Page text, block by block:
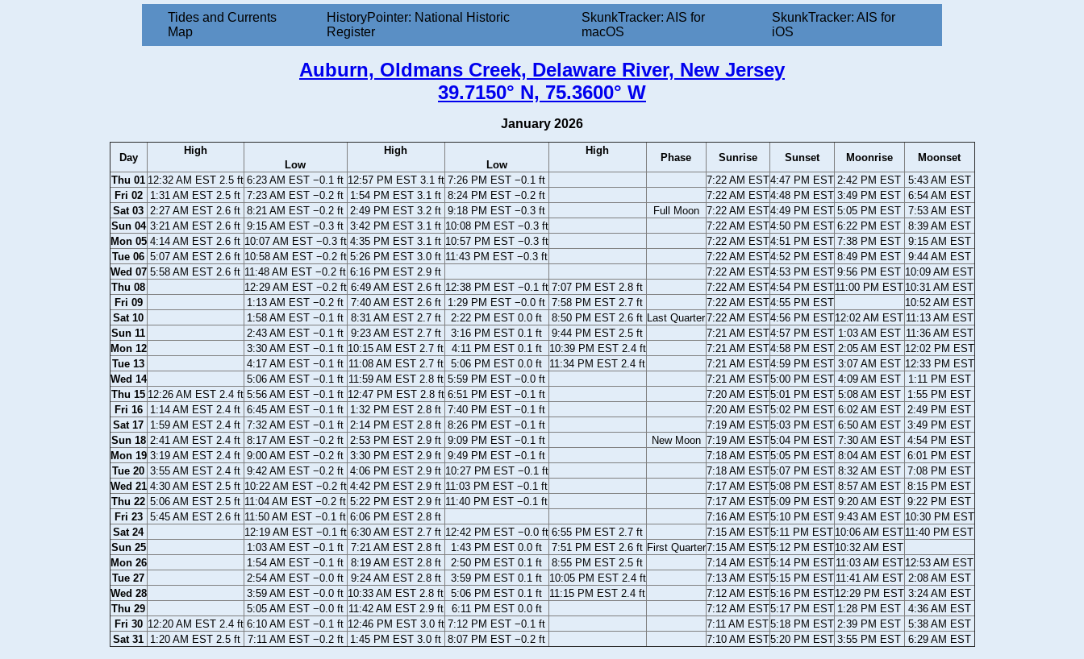
Tides and Currents
Map
HistoryPointer: National Historic
Register
SkunkTracker: AIS for
macOS
SkunkTracker: AIS for
iOS
Auburn, Oldmans Creek, Delaware River, New Jersey
39.7150° N, 75.3600° W
January 2026
Day
High
Low
High
Low
High
Phase Sunrise Sunset Moonrise
Moonset
Thu 01 12:32 AM EST 2.5 ft 6:23 AM EST −0.1 ft 12:57 PM EST 3.1 ft 7:26 PM EST −0.1 ft 7:22 AM EST4:47 PM EST 2:42 PM EST 5:43 AM EST
Fri 02
1:31 AM EST 2.5 ft 7:23 AM EST −0.2 ft 1:54 PM EST 3.1 ft 8:24 PM EST −0.2 ft 7:22 AM EST4:48 PM EST 3:49 PM EST 6:54 AM EST
Sat 03 2:27 AM EST 2.6 ft 8:21 AM EST −0.2 ft 2:49 PM EST 3.2 ft 9:18 PM EST −0.3 ft Full Moon 7:22 AM EST4:49 PM EST 5:05 PM EST 7:53 AM EST
Sun 04 3:21 AM EST 2.6 ft 9:15 AM EST −0.3 ft 3:42 PM EST 3.1 ft 10:08 PM EST −0.3 ft 7:22 AM EST4:50 PM EST 6:22 PM EST 8:39 AM EST
Mon 05 4:14 AM EST 2.6 ft 10:07 AM EST −0.3 ft 4:35 PM EST 3.1 ft 10:57 PM EST −0.3 ft 7:22 AM EST4:51 PM EST 7:38 PM EST 9:15 AM EST
Tue 06 5:07 AM EST 2.6 ft 10:58 AM EST −0.2 ft 5:26 PM EST 3.0 ft 11:43 PM EST −0.3 ft 7:22 AM EST4:52 PM EST 8:49 PM EST 9:44 AM EST
Wed 07 5:58 AM EST 2.6 ft 11:48 AM EST −0.2 ft 6:16 PM EST 2.9 ft 7:22 AM EST4:53 PM EST 9:56 PM EST 10:09 AM EST
Thu 08
12:29 AM EST −0.2 ft 6:49 AM EST 2.6 ft 12:38 PM EST −0.1 ft 7:07 PM EST 2.8 ft 7:22 AM EST4:54 PM EST11:00 PM EST 10:31 AM EST
Fri 09
1:13 AM EST −0.2 ft 7:40 AM EST 2.6 ft 1:29 PM EST −0.0 ft 7:58 PM EST 2.7 ft 7:22 AM EST4:55 PM EST
10:52 AM EST
Sat 10
1:58 AM EST −0.1 ft 8:31 AM EST 2.7 ft 2:22 PM EST 0.0 ft 8:50 PM EST 2.6 ft Last Quarter7:22 AM EST4:56 PM EST12:02 AM EST 11:13 AM EST
Sun 11
2:43 AM EST −0.1 ft 9:23 AM EST 2.7 ft 3:16 PM EST 0.1 ft 9:44 PM EST 2.5 ft 7:21 AM EST4:57 PM EST 1:03 AM EST 11:36 AM EST
Mon 12
3:30 AM EST −0.1 ft 10:15 AM EST 2.7 ft 4:11 PM EST 0.1 ft 10:39 PM EST 2.4 ft 7:21 AM EST4:58 PM EST 2:05 AM EST 12:02 PM EST
Tue 13
4:17 AM EST −0.1 ft 11:08 AM EST 2.7 ft 5:06 PM EST 0.0 ft 11:34 PM EST 2.4 ft 7:21 AM EST4:59 PM EST 3:07 AM EST 12:33 PM EST
Wed 14
5:06 AM EST −0.1 ft 11:59 AM EST 2.8 ft 5:59 PM EST −0.0 ft 7:21 AM EST5:00 PM EST 4:09 AM EST
1:11 PM EST
Thu 15 12:26 AM EST 2.4 ft 5:56 AM EST −0.1 ft 12:47 PM EST 2.8 ft 6:51 PM EST −0.1 ft 7:20 AM EST5:01 PM EST 5:08 AM EST
1:55 PM EST
Fri 16
1:14 AM EST 2.4 ft 6:45 AM EST −0.1 ft 1:32 PM EST 2.8 ft 7:40 PM EST −0.1 ft 7:20 AM EST5:02 PM EST 6:02 AM EST 2:49 PM EST
Sat 17 1:59 AM EST 2.4 ft 7:32 AM EST −0.1 ft 2:14 PM EST 2.8 ft 8:26 PM EST −0.1 ft 7:19 AM EST5:03 PM EST 6:50 AM EST 3:49 PM EST
Sun 18 2:41 AM EST 2.4 ft 8:17 AM EST −0.2 ft 2:53 PM EST 2.9 ft 9:09 PM EST −0.1 ft New Moon 7:19 AM EST5:04 PM EST 7:30 AM EST 4:54 PM EST
Mon 19 3:19 AM EST 2.4 ft 9:00 AM EST −0.2 ft 3:30 PM EST 2.9 ft 9:49 PM EST −0.1 ft 7:18 AM EST5:05 PM EST 8:04 AM EST 6:01 PM EST
Tue 20 3:55 AM EST 2.4 ft 9:42 AM EST −0.2 ft 4:06 PM EST 2.9 ft 10:27 PM EST −0.1 ft 7:18 AM EST5:07 PM EST 8:32 AM EST 7:08 PM EST
Wed 21 4:30 AM EST 2.5 ft 10:22 AM EST −0.2 ft 4:42 PM EST 2.9 ft 11:03 PM EST −0.1 ft 7:17 AM EST5:08 PM EST 8:57 AM EST 8:15 PM EST
Thu 22 5:06 AM EST 2.5 ft 11:04 AM EST −0.2 ft 5:22 PM EST 2.9 ft 11:40 PM EST −0.1 ft 7:17 AM EST5:09 PM EST 9:20 AM EST 9:22 PM EST
Fri 23
5:45 AM EST 2.6 ft 11:50 AM EST −0.1 ft 6:06 PM EST 2.8 ft 7:16 AM EST5:10 PM EST 9:43 AM EST 10:30 PM EST
Sat 24
12:19 AM EST −0.1 ft 6:30 AM EST 2.7 ft 12:42 PM EST −0.0 ft 6:55 PM EST 2.7 ft 7:15 AM EST5:11 PM EST 10:06 AM EST 11:40 PM EST
Sun 25
1:03 AM EST −0.1 ft 7:21 AM EST 2.8 ft 1:43 PM EST 0.0 ft 7:51 PM EST 2.6 ft First Quarter7:15 AM EST5:12 PM EST10:32 AM EST
Mon 26
1:54 AM EST −0.1 ft 8:19 AM EST 2.8 ft 2:50 PM EST 0.1 ft 8:55 PM EST 2.5 ft 7:14 AM EST5:14 PM EST 11:03 AM EST 12:53 AM EST
Tue 27
2:54 AM EST −0.0 ft 9:24 AM EST 2.8 ft 3:59 PM EST 0.1 ft 10:05 PM EST 2.4 ft 7:13 AM EST5:15 PM EST 11:41 AM EST 2:08 AM EST
Wed 28
3:59 AM EST −0.0 ft 10:33 AM EST 2.8 ft 5:06 PM EST 0.1 ft 11:15 PM EST 2.4 ft 7:12 AM EST5:16 PM EST12:29 PM EST 3:24 AM EST
Thu 29
5:05 AM EST −0.0 ft 11:42 AM EST 2.9 ft 6:11 PM EST 0.0 ft 7:12 AM EST5:17 PM EST 1:28 PM EST 4:36 AM EST
Fri 30 12:20 AM EST 2.4 ft 6:10 AM EST −0.1 ft 12:46 PM EST 3.0 ft 7:12 PM EST −0.1 ft 7:11 AM EST5:18 PM EST 2:39 PM EST 5:38 AM EST
Sat 31 1:20 AM EST 2.5 ft 7:11 AM EST −0.2 ft 1:45 PM EST 3.0 ft 8:07 PM EST −0.2 ft 7:10 AM EST5:20 PM EST 3:55 PM EST 6:29 AM EST